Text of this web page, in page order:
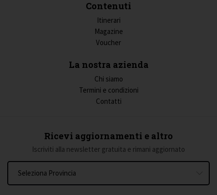
Contenuti
Itinerari
Magazine
Voucher
La nostra azienda
Chi siamo
Termini e condizioni
Contatti
Ricevi aggiornamenti e altro
Iscriviti alla newsletter gratuita e rimani aggiornato